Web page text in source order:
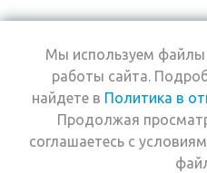
+7 (495) 969-0950
2026 © Интернет-
магазин Estel
Мы используем
работы сайта.
найдете в Политика в
Продолжая
соглашаетесь с